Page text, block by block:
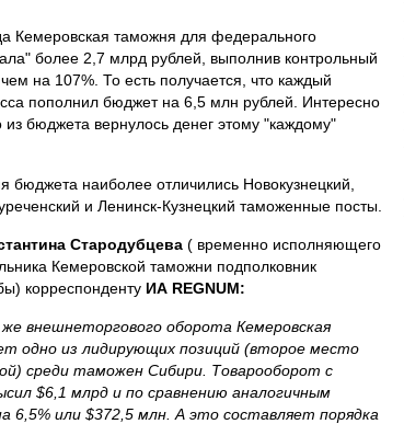
Кемеровская таможня для федерального
более 2,7 млрд рублей, выполнив контрольный
на 107%. То есть получается, что каждый
пополнил бюджет на 6,5 млн рублей. Интересно
из бюджета вернулось денег этому "каждому"
бюджета наиболее отличились Новокузнецкий,
и Ленинск-Кузнецкий таможенные посты.
Стародубцева ( временно исполняющего
Кемеровской таможни подполковник
корреспонденту ИА REGNUM:
внешнеторгового оборота Кемеровская
одно из лидирующих позиций (второе место
среди таможен Сибири. Товарооборот с
$6,1 млрд и по сравнению аналогичным
6,5% или $372,5 млн. А это составляет порядка